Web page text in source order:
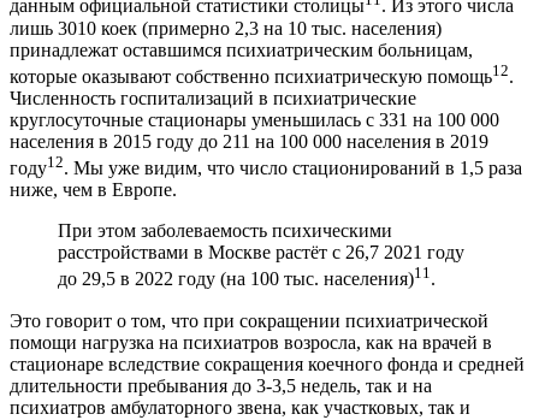
данным официальной статистики столицы
. Из этого числа
лишь 3010 коек (примерно 2,3 на 10 тыс. населения)
принадлежат оставшимся психиатрическим больницам,
которые оказывают собственно психиатрическую помощь12.
Численность госпитализаций в психиатрические
круглосуточные стационары уменьшилась с 331 на 100 000
населения в 2015 году до 211 на 100 000 населения в 2019
году12. Мы уже видим, что число стационирований в 1,5 раза
ниже, чем в Европе.
При этом заболеваемость психическими
расстройствами в Москве растёт с 26,7 2021 году
до 29,5 в 2022 году (на 100 тыс. населения)11.
Это говорит о том, что при сокращении психиатрической
помощи нагрузка на психиатров возросла, как на врачей в
стационаре вследствие сокращения коечного фонда и средней
длительности пребывания до 3-3,5 недель, так и на
психиатров амбулаторного звена, как участковых, так и